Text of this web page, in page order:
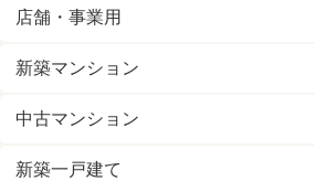
店舗・事業用
新築マンション
中古マンション
新築一戸建て